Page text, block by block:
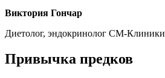
Виктория Гончар
Диетолог, эндокринолог СМ-Клиники
Привычка предков